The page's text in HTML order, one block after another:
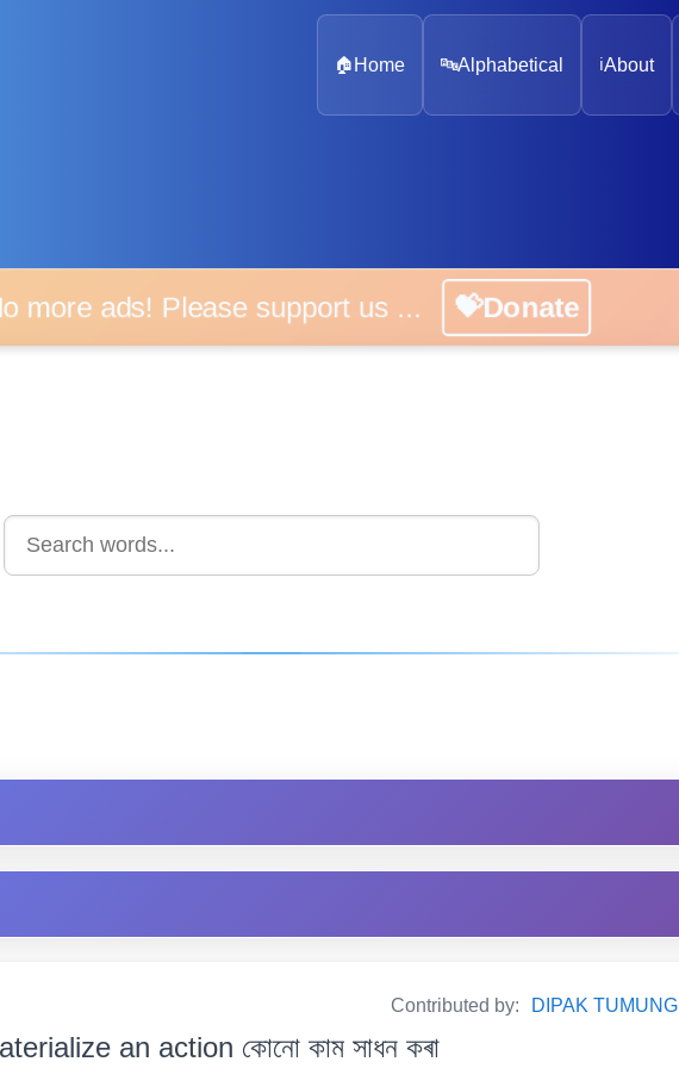
🏠 Home 🔤Alphabetical ℹ️About
ads! Please support us ... 💝Donate
Contributed by: DIPAK TUMUNG
an action কোনো কাম সাধন কৰা